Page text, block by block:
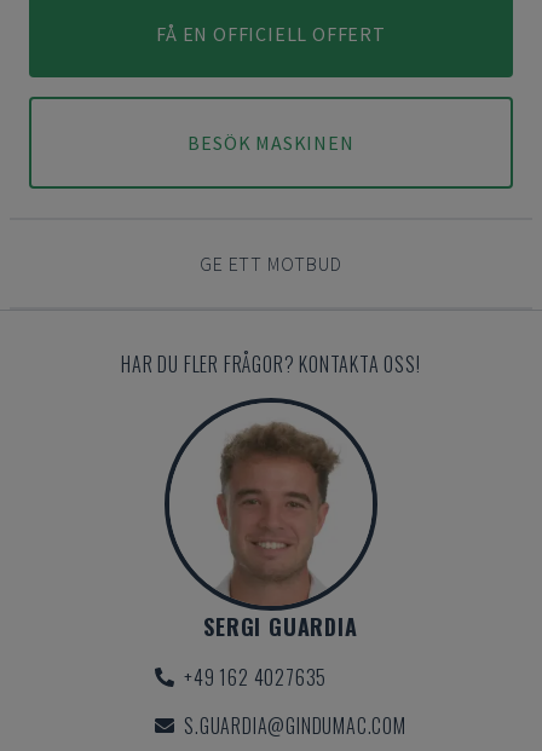
FÅ EN OFFICIELL OFFERT
BESÖK MASKINEN
GE ETT MOTBUD
HAR DU FLER FRÅGOR? KONTAKTA OSS!
SERGI GUARDIA
+49 162 4027635
S.GUARDIA@GINDUMAC.COM